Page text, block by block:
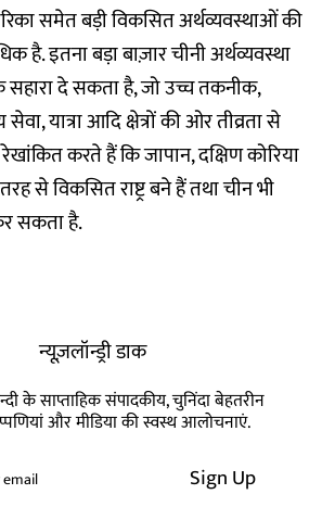
समेत बड़ी विकसित अर्थव्यवस्थाओं की
है. इतना बड़ा बाज़ार चीनी अर्थव्यवस्था
दे सकता है, जो उच्च तकनीक,
सेवा, यात्रा आदि क्षेत्रों की ओर तीव्रता से
करते हैं कि जापान, दक्षिण कोरिया
से विकसित राष्ट्र बने हैं तथा चीन भी
सकता है.
न्यूज़लॉन्ड्री डाक
के साप्ताहिक संपादकीय, चुनिंदा बेहतरीन
और मीडिया की स्वस्थ आलोचनाएं.
Sign Up